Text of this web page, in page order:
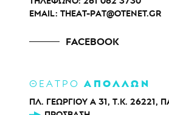
EMAIL: THEAT-PAT@OTENET.GR
FACEBOOK
ΘΕΑΤΡΟΑΠΟΛΛΩΝ
ΠΛ. ΓΕΩΡΓΙΟΥ Α 31, Τ.Κ. 26221,